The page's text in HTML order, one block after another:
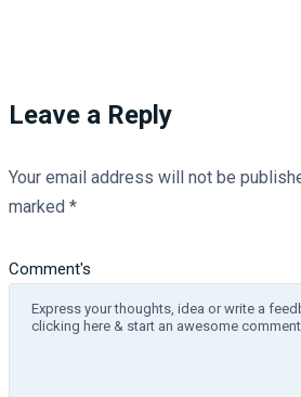
Leave a Reply
Your email address will not be
marked *
Comment's